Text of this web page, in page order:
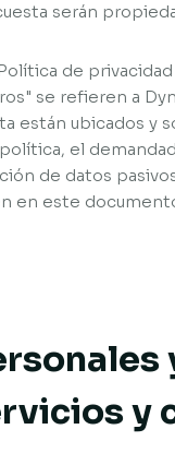
serán
de
se refieren a
están ubicados y
el
de datos
en este
y